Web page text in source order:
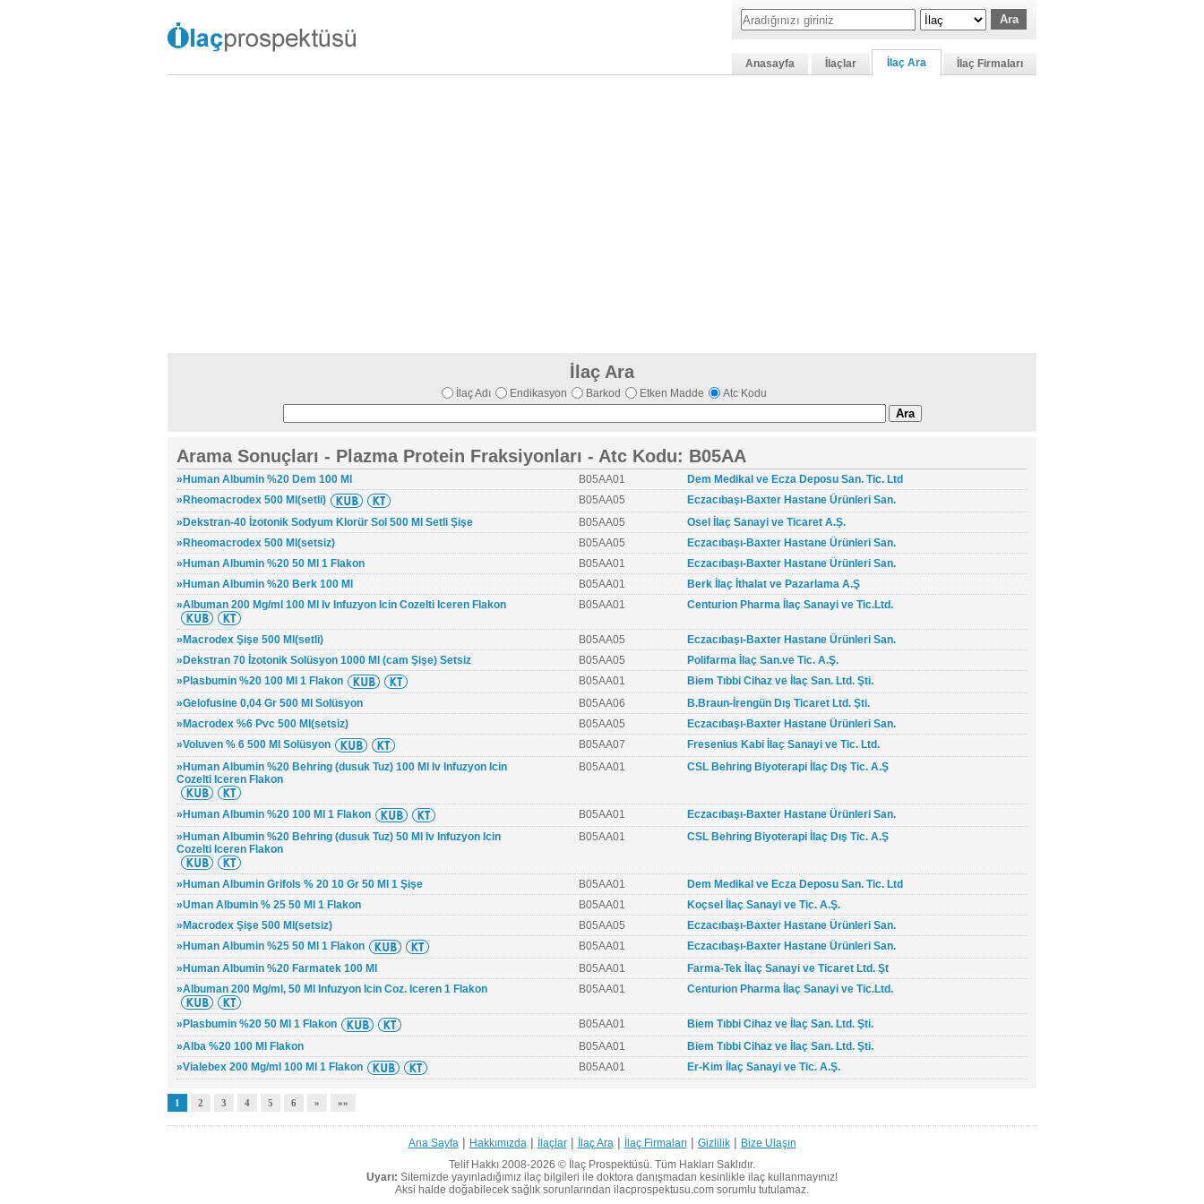
Anasayfa İlaçlar İlaç Ara İlaç Firmaları
İlaç Ara
İlaç Adı Endikasyon Barkod Etken Madde Atc Kodu
Arama Sonuçları - Plazma Protein Fraksiyonları - Atc Kodu: B05AA
»Human Albumin %20 Dem 100 Ml B05AA01
Dem Medikal ve Ecza Deposu San. Tic. Ltd
»Rheomacrodex 500 Ml(setli)
B05AA05
Eczacıbaşı-Baxter Hastane Ürünleri San.
»Dekstran-40 İzotonik Sodyum Klorür Sol 500 Ml Setli Şişe
B05AA05
Osel İlaç Sanayi ve Ticaret A.Ş.
»Rheomacrodex 500 Ml(setsiz)
B05AA05
Eczacıbaşı-Baxter Hastane Ürünleri San.
»Human Albumin %20 50 Ml 1 Flakon
B05AA01
Eczacıbaşı-Baxter Hastane Ürünleri San.
»Human Albumin %20 Berk 100 Ml
B05AA01
Berk İlaç İthalat ve Pazarlama A.Ş
»Albuman 200 Mg/ml 100 Ml Iv Infuzyon Icin Cozelti Iceren Flakon
B05AA01 Centurion Pharma İlaç Sanayi ve Tic.Ltd.
»Macrodex Şişe 500 Ml(setli) B05AA05
Eczacıbaşı-Baxter Hastane Ürünleri San.
»Dekstran 70 İzotonik Solüsyon 1000 Ml (cam Şişe) Setsiz
B05AA05
Polifarma İlaç San.ve Tic. A.Ş.
»Plasbumin %20 100 Ml 1 Flakon
B05AA01
Biem Tıbbi Cihaz ve İlaç San. Ltd. Şti.
»Gelofusine 0,04 Gr 500 Ml Solüsyon
B05AA06
B.Braun-İrengün Dış Ticaret Ltd. Şti.
»Macrodex %6 Pvc 500 Ml(setsiz)
B05AA05
Eczacıbaşı-Baxter Hastane Ürünleri San.
»Voluven % 6 500 Ml Solüsyon
B05AA07
Fresenius Kabi İlaç Sanayi ve Tic. Ltd.
»Human Albumin %20 Behring (dusuk Tuz) 100 Ml Iv Infuzyon Icin
Cozelti Iceren Flakon
B05AA01 CSL Behring Biyoterapi İlaç Dış Tic. A.Ş
»Human Albumin %20 100 Ml 1 Flakon B05AA01
Eczacıbaşı-Baxter Hastane Ürünleri San.
»Human Albumin %20 Behring (dusuk Tuz) 50 Ml Iv Infuzyon Icin
Cozelti Iceren Flakon
B05AA01 CSL Behring Biyoterapi İlaç Dış Tic. A.Ş
»Human Albumin Grifols % 20 10 Gr 50 Ml 1 Şişe B05AA01
Dem Medikal ve Ecza Deposu San. Tic. Ltd
»Uman Albumin % 25 50 Ml 1 Flakon
B05AA01
Koçsel İlaç Sanayi ve Tic. A.Ş.
»Macrodex Şişe 500 Ml(setsiz)
B05AA05
Eczacıbaşı-Baxter Hastane Ürünleri San.
»Human Albumin %25 50 Ml 1 Flakon
B05AA01
Eczacıbaşı-Baxter Hastane Ürünleri San.
»Human Albumin %20 Farmatek 100 Ml
B05AA01
Farma-Tek İlaç Sanayi ve Ticaret Ltd. Şt
»Albuman 200 Mg/ml, 50 Ml Infuzyon Icin Coz. Iceren 1 Flakon
B05AA01 Centurion Pharma İlaç Sanayi ve Tic.Ltd.
»Plasbumin %20 50 Ml 1 Flakon B05AA01
Biem Tıbbi Cihaz ve İlaç San. Ltd. Şti.
»Alba %20 100 Ml Flakon
B05AA01
Biem Tıbbi Cihaz ve İlaç San. Ltd. Şti.
»Vialebex 200 Mg/ml 100 Ml 1 Flakon
B05AA01 Er-Kim İlaç Sanayi ve Tic. A.Ş.
1 2 3 4 5 6 » »»
Ana Sayfa | Hakkımızda | İlaçlar| İlaç Ara | İlaç Firmaları| Gizlilik| Bize Ulaşın
Telif Hakkı 2008-2026 ©
İlaç Prospektüsü. Tüm Hakları Saklıdır.
Uyarı: Sitemizde yayınladığımız ilaç bilgileri ile doktora danışmadan kesinlikle ilaç kullanmayınız!
Aksi halde doğabilecek sağlık sorunlarından ilacprospektusu.com sorumlu tutulamaz.